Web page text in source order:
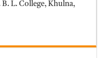
L. College, Khulna,